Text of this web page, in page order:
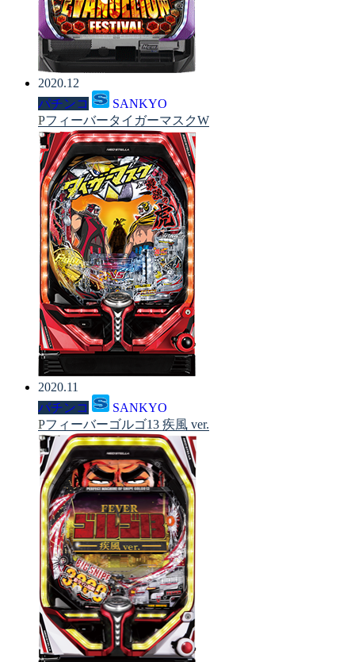
2020.12
パチンコ
SANKYO
PフィーバータイガーマスクW
2020.11
パチンコ
SANKYO
Pフィーバーゴルゴ13 疾風 ver.